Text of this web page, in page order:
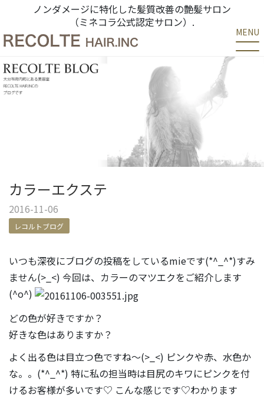
ノンダメージに特化した髪質改善の艶髪サロン
（ミネコラ公式認定サロン）.
MENU
カラーエクステ
2016-11-06
レコルトブログ
いつも深夜にブログの投稿をしているmieです(*^_^*)すみ
ません(>_<) 今回は、カラーのマツエクをご紹介します
(^o^)
どの色が好きですか？
好きな色はありますか？
よく出る色は目立つ色ですね〜(>_<) ピンクや赤、水色か
な。。(*^_^*) 特に私の担当時は目尻のキワにピンクを付
けるお客様が多いです♡ こんな感じです♡わかります